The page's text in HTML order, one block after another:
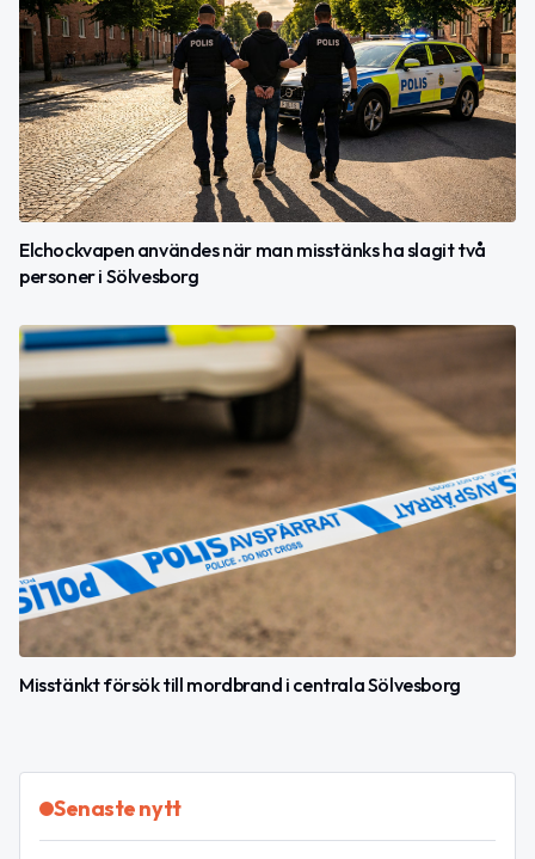
Elchockvapen användes när man misstänks ha slagit två
personer i Sölvesborg
Misstänkt försök till mordbrand i centrala Sölvesborg
Senaste nytt